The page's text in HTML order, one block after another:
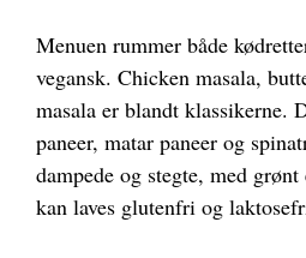
Menuen rummer både
vegansk. Chicken masala,
masala er blandt klassikerne.
paneer, matar paneer og
dampede og stegte, med
kan laves glutenfri og